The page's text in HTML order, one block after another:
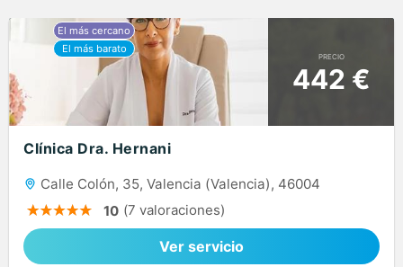
PRECIO
442 €
Clínica Dra. Hernani
Calle Colón, 35, Valencia (Valencia), 46004
10 (7 valoraciones)
Ver servicio